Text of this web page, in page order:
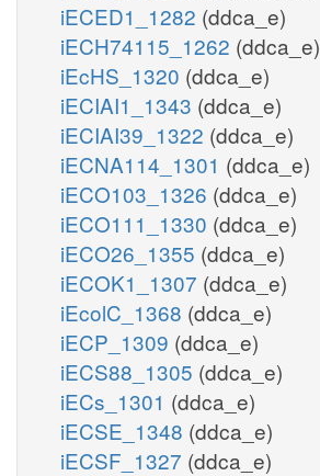
iECED1_1282 (ddca_e)
iECH74115_1262 (ddca_e)
iEcHS_1320 (ddca_e)
iECIAI1_1343 (ddca_e)
iECIAI39_1322 (ddca_e)
iECNA114_1301 (ddca_e)
iECO103_1326 (ddca_e)
iECO111_1330 (ddca_e)
iECO26_1355 (ddca_e)
iECOK1_1307 (ddca_e)
iEcolC_1368 (ddca_e)
iECP_1309 (ddca_e)
iECS88_1305 (ddca_e)
iECs_1301 (ddca_e)
iECSE_1348 (ddca_e)
iECSF_1327 (ddca_e)